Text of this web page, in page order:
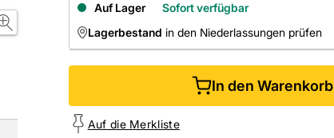
Auf Lager
Sofort verfügbar
Lagerbestand in den Niederlassungen prüfen
NIEDERLASSUNGEN
In den Warenkorb
Auf die Merkliste